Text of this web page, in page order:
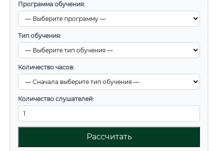
Программа обучения:
Тип обучения:
Количество часов:
Количество слушателей:
Рассчитать